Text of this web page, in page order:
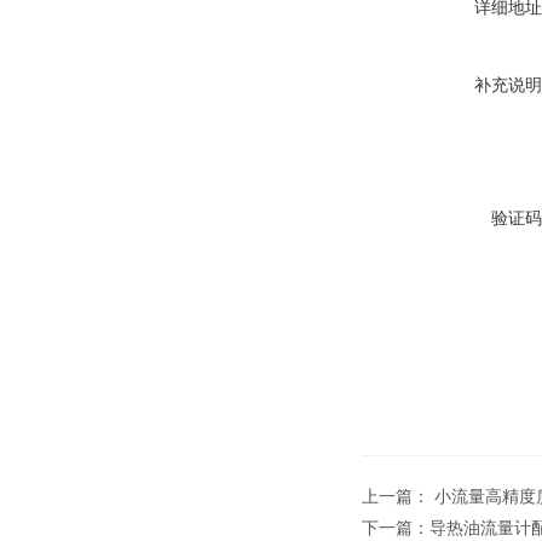
详细地
补充说
验证
上一篇： 小流量高精度
下一篇： 导热油流量计